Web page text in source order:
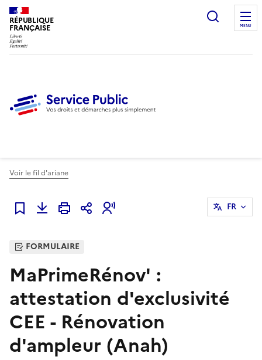
RÉPUBLIQUE
FRANÇAISE
Ouvrir
MENU
Voir le fil d'ariane
Ajouter à mes favoris
FR
FORMULAIRE
MaPrimeRénov' :
attestation d'exclusivité
CEE - Rénovation
d'ampleur (Anah)